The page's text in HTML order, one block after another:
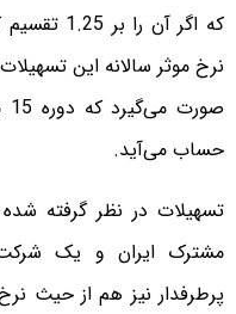
حساب می‌آید.
تسهیلات در نظر گرفته
مشترک ایران و یک
پرطرفدار نیز هم از حیث